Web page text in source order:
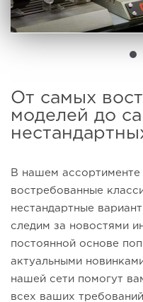
От самых
моделей до
В нашем ассортименте
востребованные
нестандартные
следим за новостями
постоянной основе
актуальными
нашей сети помогут
всех ваших